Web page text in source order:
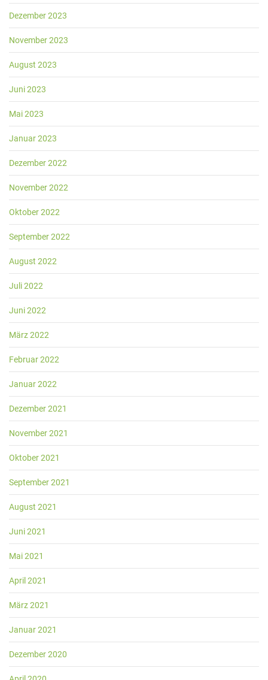
Dezember 2023
November 2023
August 2023
Juni 2023
Mai 2023
Januar 2023
Dezember 2022
November 2022
Oktober 2022
September 2022
August 2022
Juli 2022
Juni 2022
März 2022
Februar 2022
Januar 2022
Dezember 2021
November 2021
Oktober 2021
September 2021
August 2021
Juni 2021
Mai 2021
April 2021
März 2021
Januar 2021
Dezember 2020